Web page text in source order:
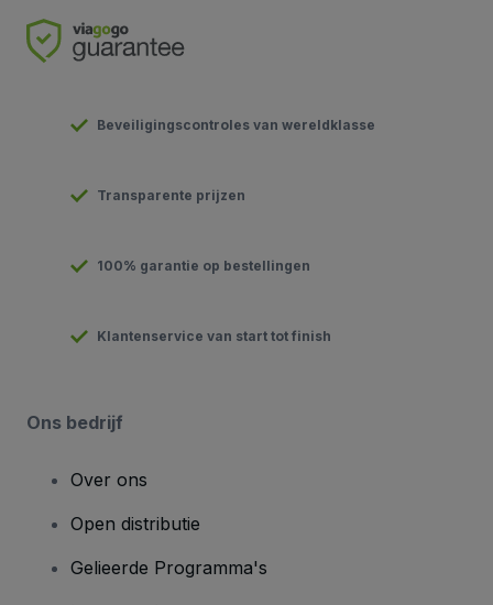
Beveiligingscontroles van wereldklasse
Transparente prijzen
100% garantie op bestellingen
Klantenservice van start tot finish
Ons bedrijf
Over ons
Open distributie
Gelieerde Programma's